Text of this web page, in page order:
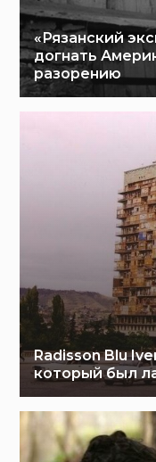
«Рязанский
догнать
разорению
Radisson Blu
который был